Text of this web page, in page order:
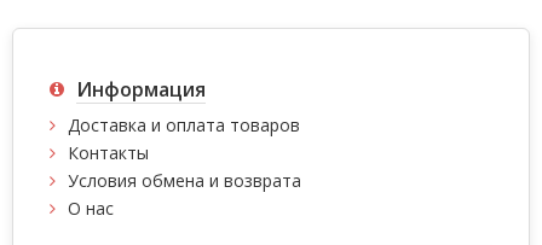
Информация
Доставка и оплата товаров
Контакты
Условия обмена и возврата
О нас